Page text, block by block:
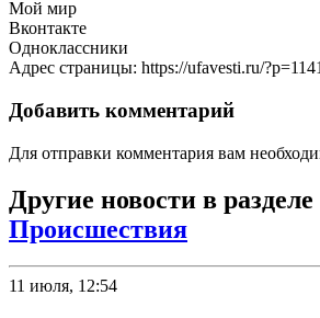
Мой мир
Вконтакте
Одноклассники
Адрес страницы: https://ufavesti.ru/
Добавить комментарий
Для отправки комментария вам
Другие новости в разделе
Происшествия
11 июля, 12:54